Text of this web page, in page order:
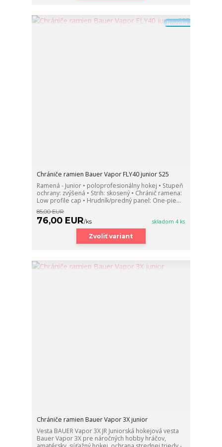
Novinka
Chrániče ramien Bauer Vapor FLY40 junior S25
Ramená - Junior • poloprofesionálny hokej • Stupeň
ochrany: zvýšená • Strih: skosený • Chránič ramena:
Low profile cap • Hrudník/predný panel: One-pie...
85,00 EUR
76,00 EUR/ks skladom 4 ks
Zvoliť variant
Chrániče ramien Bauer Vapor 3X junior
Vesta BAUER Vapor 3X JR Juniorská hokejová vesta
Bauer Vapor 3X pre náročných hobby hráčov,